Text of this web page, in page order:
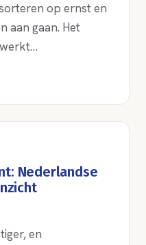
op ernst en
aan gaan. Het
Nederlandse
en